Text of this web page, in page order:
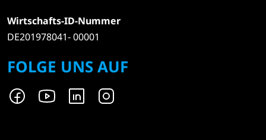
Wirtschafts-ID-Nummer
DE201978041- 00001
FOLGE UNS AUF